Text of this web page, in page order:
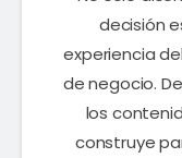
decisión
experiencia
de negocio.
los
construye